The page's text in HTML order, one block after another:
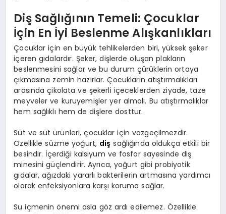
Diş Sağlığının Temeli: Çocuklar
İçin En İyi Beslenme Alışkanlıkları
Çocuklar için en büyük tehlikelerden biri, yüksek şeker
içeren gıdalardır. Şeker, dişlerde oluşan plakların
beslenmesini sağlar ve bu durum çürüklerin ortaya
çıkmasına zemin hazırlar. Çocukların atıştırmalıkları
arasında çikolata ve şekerli içeceklerden ziyade, taze
meyveler ve kuruyemişler yer almalı. Bu atıştırmalıklar
hem sağlıklı hem de dişlere dosttur.
Süt ve süt ürünleri, çocuklar için vazgeçilmezdir.
Özellikle süzme yoğurt, diş sağlığında oldukça etkili bir
besindir. İçerdiği kalsiyum ve fosfor sayesinde diş
minesini güçlendirir. Ayrıca, yoğurt gibi probiyotik
gıdalar, ağızdaki yararlı bakterilerin artmasına yardımcı
olarak enfeksiyonlara karşı koruma sağlar.
Su içmenin önemi asla göz ardı edilemez. Özellikle